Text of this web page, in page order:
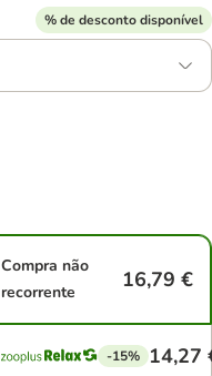
% de desconto disponível
Compra não
recorrente
16,79 €
-15% 14,27